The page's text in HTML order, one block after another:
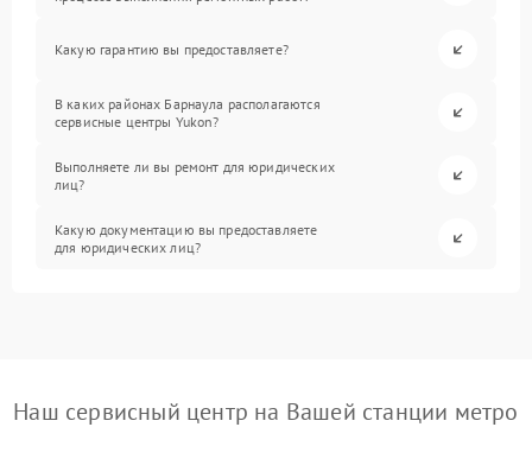
Какую гарантию вы предоставляете?
В каких районах Барнаула располагаются
сервисные центры Yukon?
Выполняете ли вы ремонт для юридических
лиц?
Какую документацию вы предоставляете
для юридических лиц?
Наш сервисный центр на Вашей станции метро